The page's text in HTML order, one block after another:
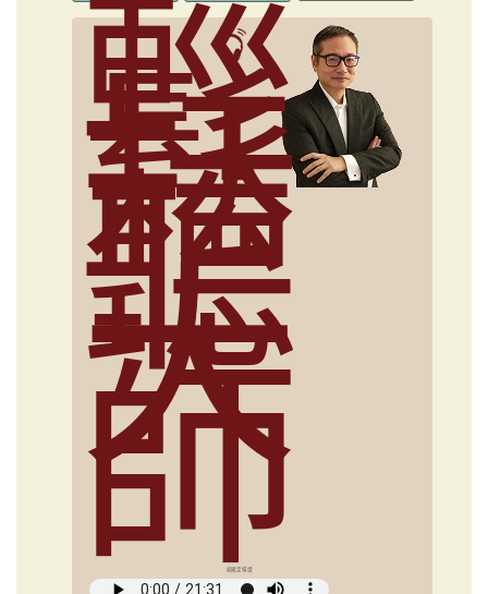
輕
鬆
聽
大
師
俞國定導讀